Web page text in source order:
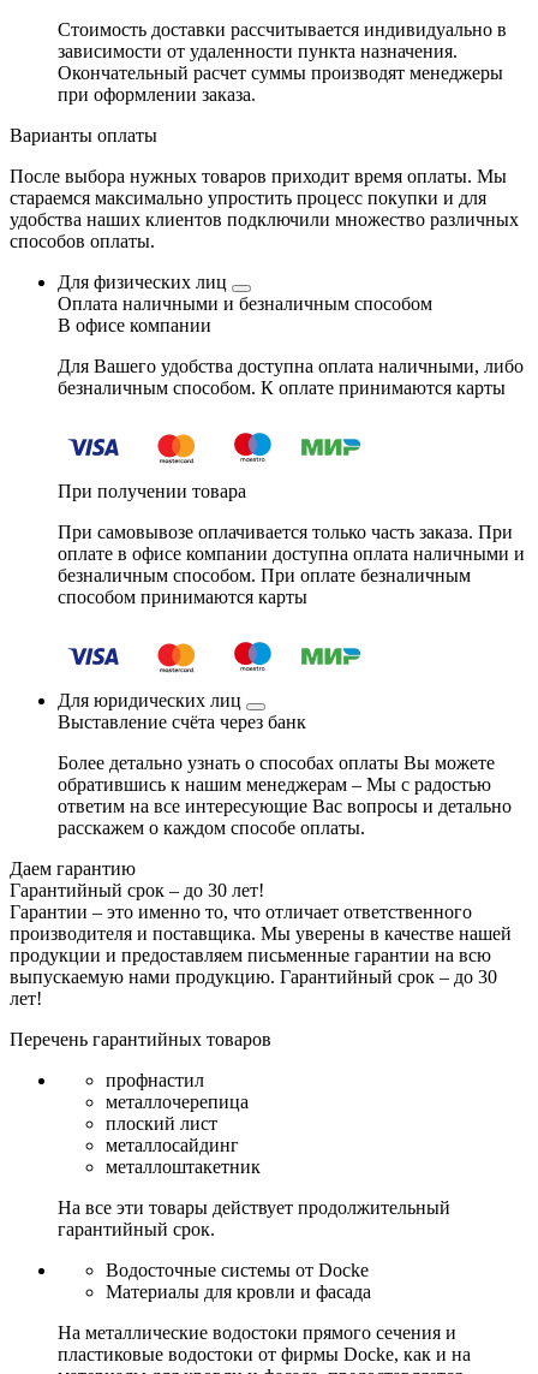
Стоимость доставки рассчитывается индивидуально в
зависимости от удаленности пункта назначения.
Окончательный расчет суммы производят менеджеры
при оформлении заказа.
Варианты оплаты
После выбора нужных товаров приходит время оплаты. Мы
стараемся максимально упростить процесс покупки и для
удобства наших клиентов подключили множество различных
способов оплаты.
Для физических лиц
Оплата наличными и безналичным способом
В офисе компании
Для Вашего удобства доступна оплата наличными, либо
безналичным способом. К оплате принимаются карты
При получении товара
При самовывозе оплачивается только часть заказа. При
оплате в офисе компании доступна оплата наличными и
безналичным способом. При оплате безналичным
способом принимаются карты
Для юридических лиц
Выставление счёта через банк
Более детально узнать о способах оплаты Вы можете
обратившись к нашим менеджерам – Мы с радостью
ответим на все интересующие Вас вопросы и детально
расскажем о каждом способе оплаты.
Даем гарантию
Гарантийный срок – до 30 лет!
Гарантии – это именно то, что отличает ответственного
производителя и поставщика. Мы уверены в качестве нашей
продукции и предоставляем письменные гарантии на всю
выпускаемую нами продукцию. Гарантийный срок – до 30
лет!
Перечень гарантийных товаров
профнастил
металлочерепица
плоский лист
металлосайдинг
металлоштакетник
На все эти товары действует продолжительный
гарантийный срок.
Водосточные системы от Docke
Материалы для кровли и фасада
На металлические водостоки прямого сечения и
пластиковые водостоки от фирмы Docke, как и на